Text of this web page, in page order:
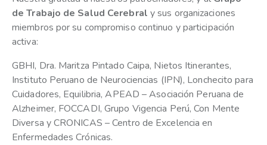
de Trabajo de Salud Cerebral y sus organizaciones
miembros por su compromiso continuo y participación
activa:
GBHI, Dra. Maritza Pintado Caipa, Nietos Itinerantes,
Instituto Peruano de Neurociencias (IPN), Lonchecito para
Cuidadores, Equilibria, APEAD – Asociación Peruana de
Alzheimer, FOCCADI, Grupo Vigencia Perú, Con Mente
Diversa y CRONICAS – Centro de Excelencia en
Enfermedades Crónicas.